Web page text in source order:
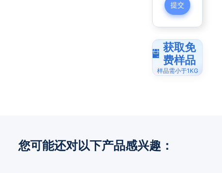
提交
获取免
费样品
样品需小于1KG
您可能还对以下产品感兴趣：